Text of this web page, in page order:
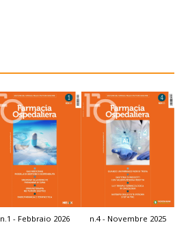
n.1 - Febbraio 2026 n.4 - Novembre 2025